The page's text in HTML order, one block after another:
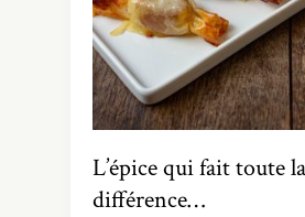
L’épice qui fait toute la
différence…